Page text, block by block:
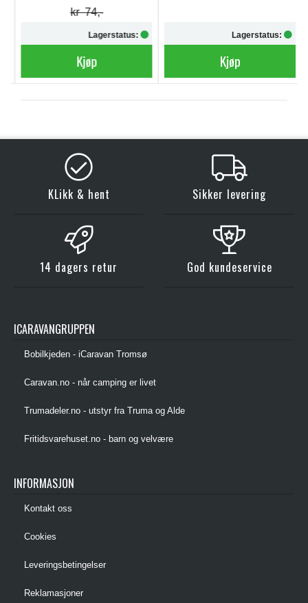
kr 74,-
Lagerstatus:
Kjøp
Lagerstatus:
Kjøp
KLikk & hent Sikker levering
14 dagers retur God kundeservice
ICARAVANGRUPPEN
Bobilkjeden - iCaravan Tromsø
Caravan.no - når camping er livet
Trumadeler.no - utstyr fra Truma og Alde
Fritidsvarehuset.no - barn og velvære
INFORMASJON
Kontakt oss
Cookies
Leveringsbetingelser
Reklamasjoner